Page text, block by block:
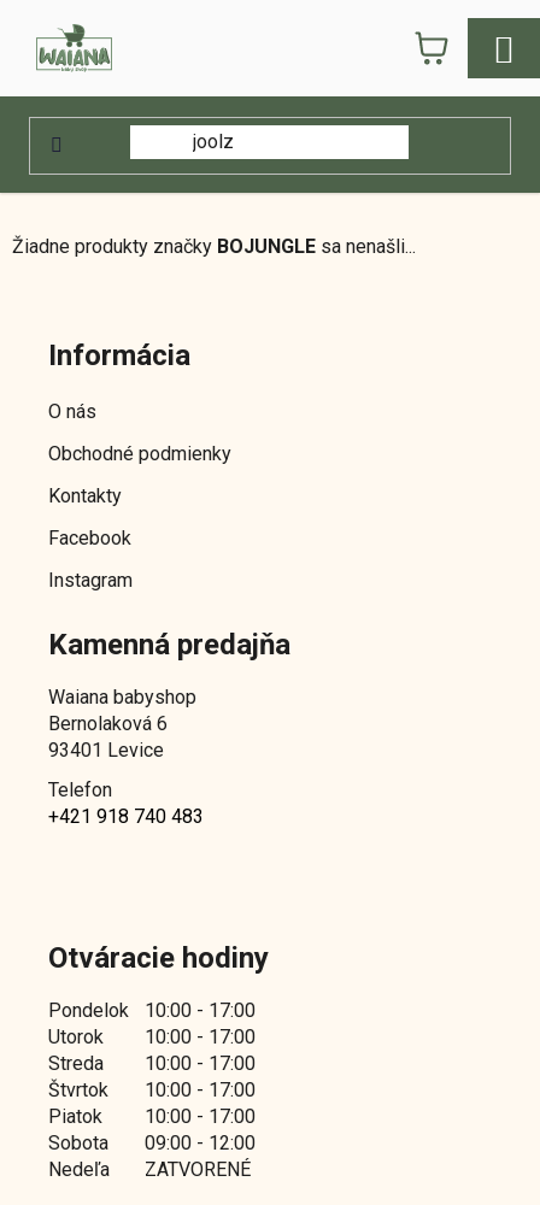
obsah
KOŠÍK
BOJUNGLE
Žiadne produkty značky BOJUNGLE sa nenašli...
Informácia
O nás
Obchodné podmienky
Kontakty
Facebook
Instagram
Kamenná predajňa
Waiana babyshop
Bernolaková 6
93401 Levice
Telefon
+421 918 740 483
Otváracie hodiny
Pondelok
10:00 - 17:00
Utorok
10:00 - 17:00
Streda
10:00 - 17:00
Štvrtok
10:00 - 17:00
Piatok
10:00 - 17:00
Sobota
09:00 - 12:00
Nedeľa
ZATVORENÉ